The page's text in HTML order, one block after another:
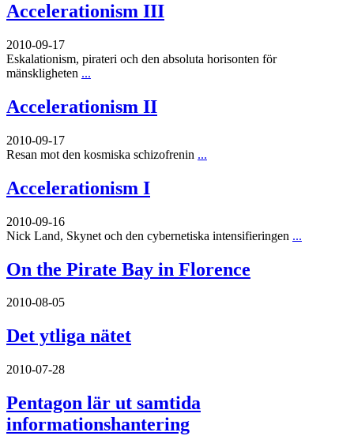
Accelerationism III
2010-09-17
Eskalationism, pirateri och den absoluta horisonten för
mänskligheten ...
Accelerationism II
2010-09-17
Resan mot den kosmiska schizofrenin ...
Accelerationism I
2010-09-16
Nick Land, Skynet och den cybernetiska intensifieringen ...
On the Pirate Bay in Florence
2010-08-05
Det ytliga nätet
2010-07-28
Pentagon lär ut samtida
informationshantering